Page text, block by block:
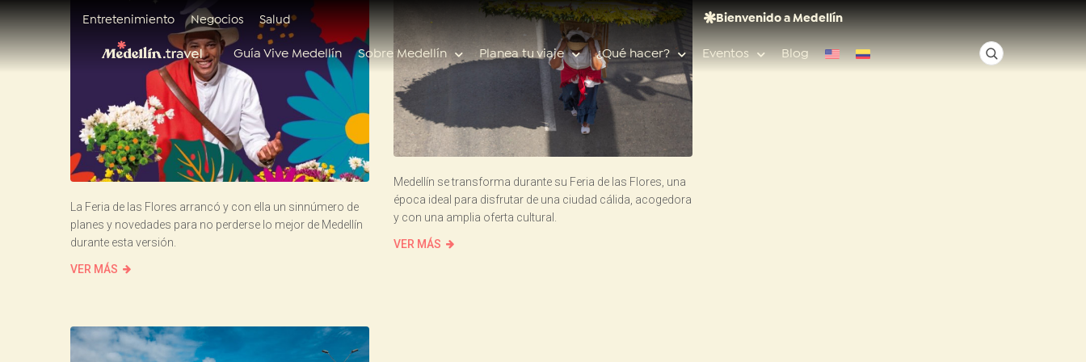
Entretenimiento Negocios Salud Bienvenido a Medellín
Guía Vive Medellín Sobre Medellín Planea tu viaje ¿Qué hacer? Eventos Blog
Calendario de eventos
Planeador de viaje
La Feria de las Flores arrancó y con ella un sinnúmero de
planes y novedades para no perderse lo mejor de Medellín
durante esta versión.
VER MÁS
Medellín se transforma durante su Feria de las Flores, una
época ideal para disfrutar de una ciudad cálida, acogedora
y con una amplia oferta cultural.
VER MÁS